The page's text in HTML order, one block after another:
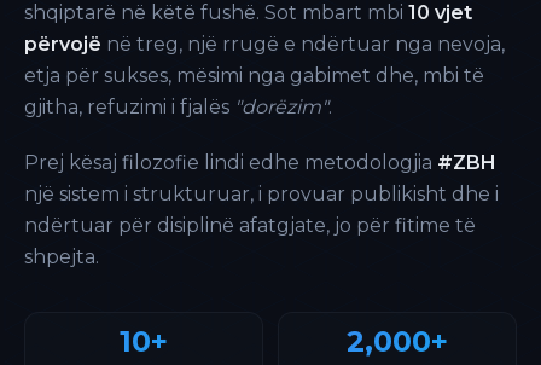
shqiptarë në këtë fushë. Sot mbart mbi 10 vjet
përvojë në treg, një rrugë e ndërtuar nga nevoja,
etja për sukses, mësimi nga gabimet dhe, mbi të
gjitha, refuzimi i fjalës "dorëzim".
Prej kësaj filozofie lindi edhe metodologjia #ZBH
një sistem i strukturuar, i provuar publikisht dhe i
ndërtuar për disiplinë afatgjate, jo për fitime të
shpejta.
10+ 2,000+